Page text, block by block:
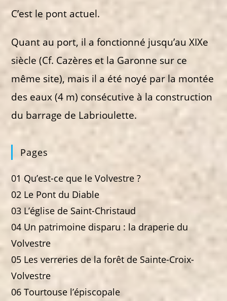
C’est le pont actuel.
Quant au port, il a fonctionné jusqu’au XIXe
siècle (Cf. Cazères et la Garonne sur ce
même site), mais il a été noyé par la montée
des eaux (4 m) consécutive à la construction
du barrage de Labrioulette.
Pages
01 Qu’est-ce que le Volvestre ?
02 Le Pont du Diable
03 L’église de Saint-Christaud
04 Un patrimoine disparu : la draperie du
Volvestre
05 Les verreries de la forêt de Sainte-Croix-
Volvestre
06 Tourtouse l’épiscopale